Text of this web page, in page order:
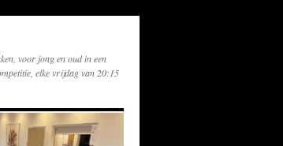
voor jong en oud in een
elke vrijdag van 20:15